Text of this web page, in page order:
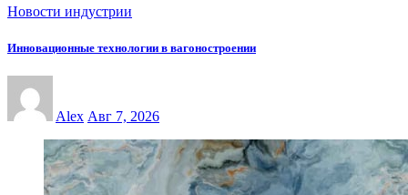
Новости индустрии
Инновационные технологии в вагоностроении
Alex Авг 7, 2026